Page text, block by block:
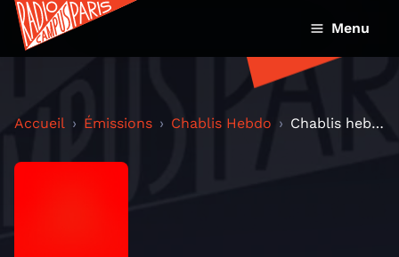
Menu
Accueil Émissions Chablis Hebdo Chablis hebdo : ce point de vue pertinent sur l'ac...